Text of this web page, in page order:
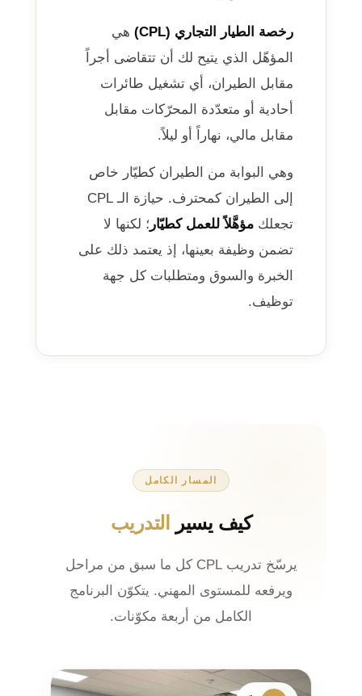
رخصة الطيار التجاري (CPL)
هي
المؤهّل الذي يتيح لك أن تتقاضى أجراً
مقابل الطيران، أي تشغيل طائرات
أحادية أو متعدّدة المحرّكات مقابل
مقابل مالي، نهاراً أو ليلاً.
وهي البوابة من الطيران كطيّار خاص
إلى الطيران كمحترف. حيازة الـ CPL
تجعلك مؤهَّلاً للعمل كطيّار ؛ لكنها لا
تضمن وظيفة بعينها، إذ يعتمد ذلك على
الخبرة والسوق ومتطلبات كل جهة
توظيف.
المسار الكامل
كيف يسير التدريب
يرسّخ تدريب CPL كل ما سبق من مراحل
ويرفعه للمستوى المهني. يتكوّن البرنامج
الكامل من أربعة مكوّنات.